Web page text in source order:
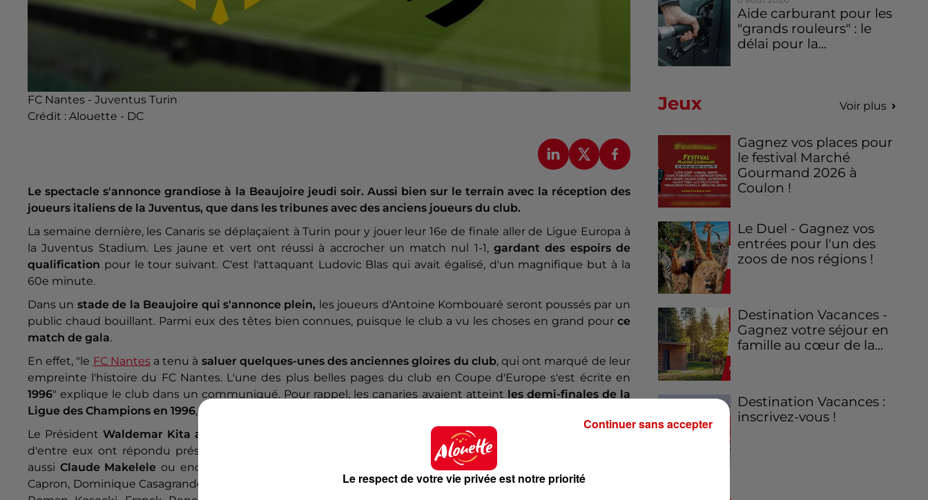
FC Nantes - Juventus Turin
Crédit : Alouette - DC
Le spectacle s'annonce grandiose à la Beaujoire jeudi soir. Aussi bien sur le terrain avec la réception des
joueurs italiens de la Juventus, que dans les tribunes avec des anciens joueurs du club.
La semaine dernière, les Canaris se déplaçaient à Turin pour y jouer leur 16e de finale aller de Ligue Europa à
la Juventus Stadium. Les jaune et vert ont réussi à accrocher un match nul 1-1, gardant des espoirs de
qualification pour le tour suivant. C'est l'attaquant Ludovic Blas qui avait égalisé, d'un magnifique but à la
60e minute.
Dans un stade de la Beaujoire qui s'annonce plein, les joueurs d'Antoine Kombouaré seront poussés par un
public chaud bouillant. Parmi eux des têtes bien connues, puisque le club a vu les choses en grand pour ce
match de gala.
En effet, "le FC Nantesa tenu à saluer quelques-unes des anciennes gloires du club, qui ont marqué de leur
empreinte l'histoire du FC Nantes. L'une des plus belles pages du club en Coupe d'Europe s'est écrite en
1996" explique le club dans un communiqué. Pour rappel, les canaries avaient atteint les demi-finales de la
Ligue des Champions en 1996, mais ont été éliminés par ... la Juventus Turin.
Le Président Waldemar Kita a invité les joueurs et entraineurs
qui ont participé à cette belle épopée. 15
d'entre eux ont répondu présents, dont le sélectionneur de l'Équipe de FranceDidier Deschamps
aussi Claude Makelele ou encore
. On pourra également voir dans les tribunes Eddy
Capron, Dominique Casagrande, Éric Decroix, David Marraud, Japhet N'Doram, Nicolas Ouedec, Bruno Carotti,
Aide carburant pour les
"grands rouleurs" : le
délai pour la...
Jeux Voir plus
Gagnez vos places pour
le festival Marché
Gourmand 2026 à
Coulon !
Le Duel - Gagnez vos
entrées pour l'un des
zoos de nos régions !
Destination Vacances -
Gagnez votre séjour en
famille au cœur de la...
Destination Vacances :
inscrivez-vous !
Le respect de votre vie privée est notre priorité
Continuer sans accepter